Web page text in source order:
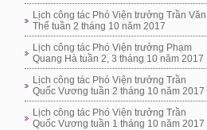
Lịch công tác Phó Viện trưởng Trần Văn
Thể tuần 2 tháng 10 năm 2017
Lịch công tác Phó Viện trưởng Phạm
Quang Hà tuần 2, 3 tháng 10 năm 2017
Lịch công tác Phó Viện trưởng Trần
Quốc Vương tuần 2 tháng 10 năm 2017
Lịch công tác Phó Viện trưởng Trần
Quốc Vương tuần 1 tháng 10 năm 2017